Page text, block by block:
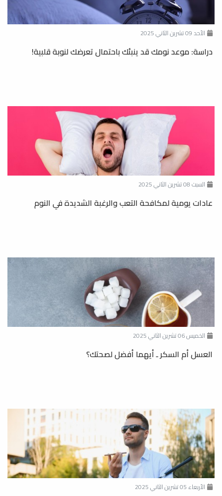
الأحد 09 تشرين الثاني 2025
دراسة: موعد نومك قد ينبئك باحتمال تعرضك لنوبة قلبية!
السبت 08 تشرين الثاني 2025
عادات يومية لمكافحة التعب والرغبة الشديدة في النوم
الخميس 06 تشرين الثاني 2025
العسل أم السكر ـ أيهما أفضل لصحتك؟
الأربعاء 05 تشرين الثاني 2025